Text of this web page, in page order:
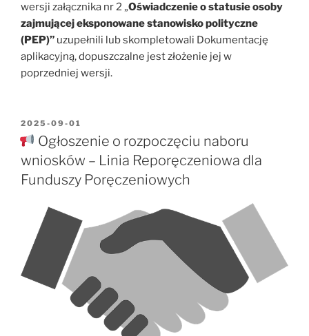
wersji załącznika nr 2 „Oświadczenie o statusie osoby
zajmującej eksponowane stanowisko polityczne
(PEP)” uzupełnili lub skompletowali Dokumentację
aplikacyjną, dopuszczalne jest złożenie jej w
poprzedniej wersji.
OPUBLIKOWANE
W
2025-09-01
Ogłoszenie o rozpoczęciu naboru
wniosków – Linia Reporęczeniowa dla
Funduszy Poręczeniowych